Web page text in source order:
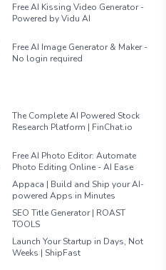
Free AI Kissing Video Generator -
Powered by Vidu AI
Free AI Image Generator & Maker -
No login required
The Complete AI Powered Stock
Research Platform | FinChat.io
Free AI Photo Editor: Automate
Photo Editing Online - AI Ease
Appaca | Build and Ship your AI-
powered Apps in Minutes
SEO Title Generator | ROAST
TOOLS
Launch Your Startup in Days, Not
Weeks | ShipFast